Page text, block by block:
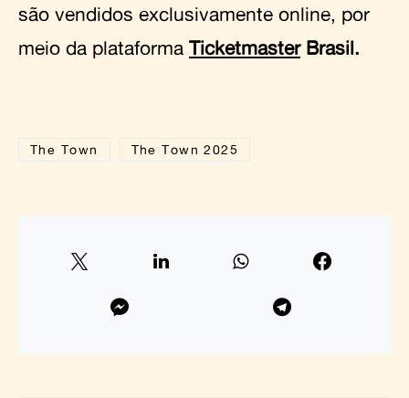
são vendidos exclusivamente online, por
meio da plataforma TicketmasterBrasil.
The Town The Town 2025